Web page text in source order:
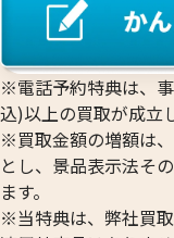
※電話予約特典は、
込)以上の買取が成立
※買取金額の増額は
とし、景品表示法そ
ます。
※当特典は、弊社買取